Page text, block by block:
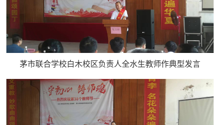
茅市联合学校白木校区负责人全水生教师作典型发言